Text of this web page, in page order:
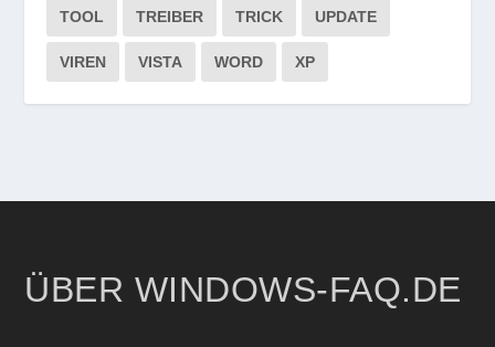
TOOL TREIBER TRICK UPDATE
VIREN VISTA WORD XP
ÜBER WINDOWS-FAQ.DE